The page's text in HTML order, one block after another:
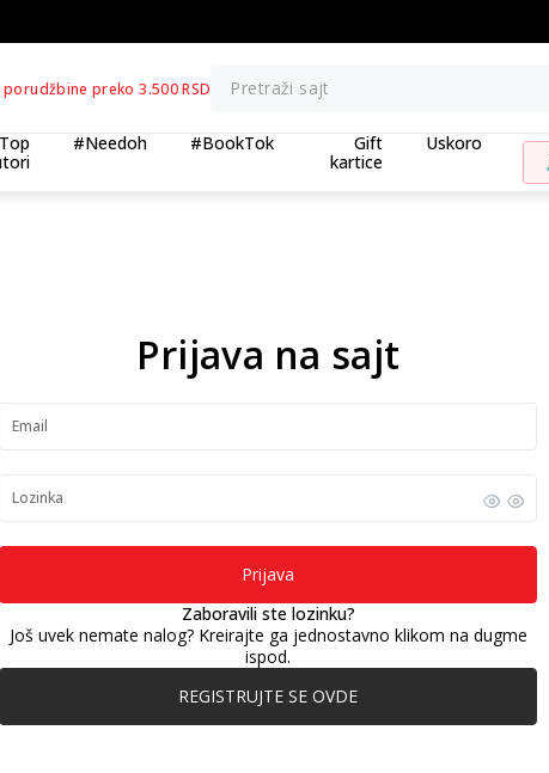
porudžbine preko 3.500 RSD Pretraži sajt
Top
#Needoh #BookTok
Gift
kartice
Uskoro
Prijava na sajt
Email
Lozinka
Prijava
Zaboravili ste lozinku?
Još uvek nemate nalog? Kreirajte ga jednostavno klikom na dugme
ispod.
REGISTRUJTE SE OVDE